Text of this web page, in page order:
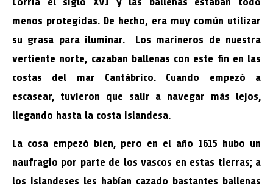
menos protegidas. De hecho, era muy común utilizar
su grasa para iluminar. Los marineros de nuestra
vertiente norte, cazaban ballenas con este fin en las
costas del mar Cantábrico. Cuando empezó a
escasear, tuvieron que salir a navegar más lejos,
llegando hasta la costa islandesa.
La cosa empezó bien, pero en el año 1615 hubo un
naufragio por parte de los vascos en estas tierras; a
los islandeses les habían cazado bastantes ballenas